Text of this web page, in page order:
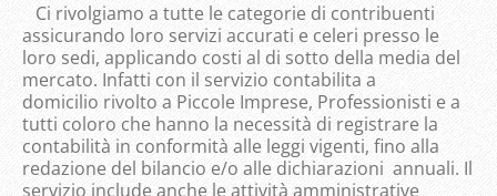
Ci rivolgiamo a tutte le categorie di contribuenti
assicurando loro servizi accurati e celeri presso le
loro sedi, applicando costi al di sotto della media del
mercato. Infatti con il servizio contabilita a
domicilio rivolto a Piccole Imprese, Professionisti e a
tutti coloro che hanno la necessità di registrare la
contabilità in conformità alle leggi vigenti, fino alla
redazione del bilancio e/o alle dichiarazioni annuali. Il
servizio include anche le attività amministrative